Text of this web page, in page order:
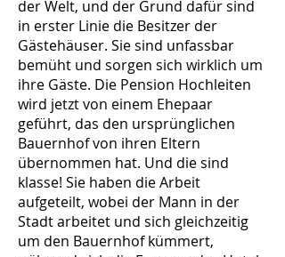
der Welt, und der Grund dafür sind
in erster Linie die Besitzer der
Gästehäuser. Sie sind unfassbar
bemüht und sorgen sich wirklich um
ihre Gäste. Die Pension Hochleiten
wird jetzt von einem Ehepaar
geführt, das den ursprünglichen
Bauernhof von ihren Eltern
übernommen hat. Und die sind
klasse! Sie haben die Arbeit
aufgeteilt, wobei der Mann in der
Stadt arbeitet und sich gleichzeitig
um den Bauernhof kümmert,